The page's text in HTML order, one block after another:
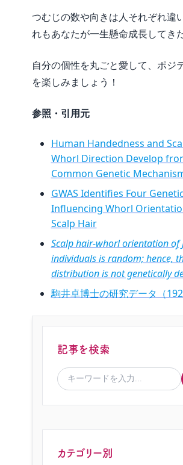
つむじの数や向きは人それぞれ違
れもあなたが一生懸命成長してき
自分の個性を丸ごと愛して、ポジ
を楽しみましょう！
参照・引用元
Human Handedness and
Whorl Direction Develop
Common Genetic
GWAS Identifies Four
Influencing Whorl
Scalp Hair
Scalp hair-whorl orientation of
individuals is random; hence,
distribution is not genetically
駒井卓博士の研究データ（
記事を検索
カテゴリー別